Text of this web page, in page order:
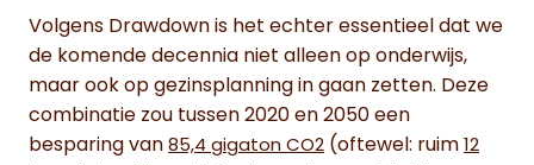
Volgens Drawdown is het echter essentieel dat we
de komende decennia niet alleen op onderwijs,
maar ook op gezinsplanning in gaan zetten. Deze
combinatie zou tussen 2020 en 2050 een
besparing van 85,4 gigaton CO2 (oftewel: ruim 12